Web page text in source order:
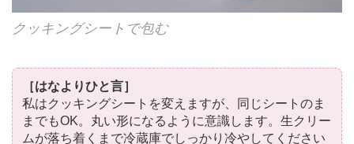
クッキングシートで包む
［はなよりひと言］
私はクッキングシートを変えますが、同じシートのま
までもOK。丸い形になるように意識します。生クリー
ムが落ち着くまで冷蔵庫でしっかり冷やしてください